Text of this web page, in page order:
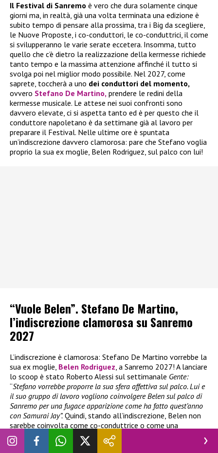
Il Festival di Sanremo è vero che dura solamente cinque
giorni ma, in realtà, già una volta terminata una edizione è
subito tempo di pensare alla prossima, tra i Big da scegliere,
le Nuove Proposte, i co-conduttori, le co-conduttrici, il come
si svilupperanno le varie serate eccetera. Insomma, tutto
quello che c’è dietro la realizzazione della kermesse richiede
tanto tempo e la massima attenzione affinché il tutto si
svolga poi nel miglior modo possibile. Nel 2027, come
saprete, toccherà a uno dei conduttori del momento,
ovvero Stefano De Martino, prendere le redini della
kermesse musicale. Le attese nei suoi confronti sono
davvero elevate, ci si aspetta tanto ed è per questo che il
conduttore napoletano è da settimane già al lavoro per
preparare il Festival. Nelle ultime ore è spuntata
un’indiscrezione davvero clamorosa: pare che Stefano voglia
proprio la sua ex moglie, Belen Rodriguez, sul palco con lui!
“Vuole Belen”. Stefano De Martino,
l’indiscrezione clamorosa su Sanremo
2027
L’indiscrezione è clamorosa: Stefano De Martino vorrebbe la
sua ex moglie, Belen Rodriguez , a Sanremo 2027! A lanciare
lo scoop è stato Roberto Alessi sul settimanale Gente:
“Stefano vorrebbe proporre la sua sfera affettiva sul palco. Lui e
il suo gruppo di lavoro vogliono coinvolgere Belen sul palco di
Sanremo per una fugace apparizione come ha fatto quest’anno
con Samurai Jay”. Quindi, stando all’indiscrezione, Belen non
sarebbe coinvolta come co-conduttrice o come una
presenza strutturata all’interno del cast ma la sua sarebbe
una partecipazione speciale. Per il momento, però, si tratta